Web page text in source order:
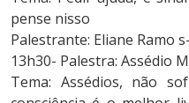
pense nisso
Palestrante: Eliane Ramo
13h30- Palestra: Assédio
Tema: Assédios, não